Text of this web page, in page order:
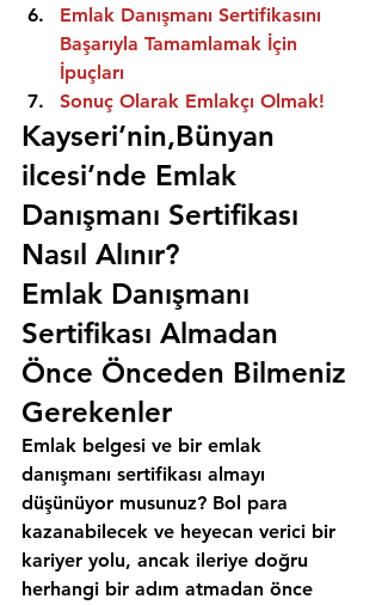
Emlak Danışmanı Sertifikasını
Başarıyla Tamamlamak İçin
İpuçları
Sonuç Olarak Emlakçı Olmak!
Kayseri’nin,Bünyan
ilcesi’nde Emlak
Danışmanı Sertifikası
Nasıl Alınır?
Emlak Danışmanı
Sertifikası Almadan
Önce Önceden Bilmeniz
Gerekenler
Emlak belgesi ve bir emlak
danışmanı sertifikası almayı
düşünüyor musunuz? Bol para
kazanabilecek ve heyecan verici bir
kariyer yolu, ancak ileriye doğru
herhangi bir adım atmadan önce